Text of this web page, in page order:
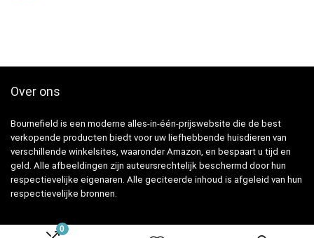
0
Over ons
Bournefield is een moderne alles-in-één-prijswebsite die de best
verkopende producten biedt voor uw liefhebbende huisdieren van
verschillende winkelsites, waaronder Amazon, en bespaart u tijd en
geld. Alle afbeeldingen zijn auteursrechtelijk beschermd door hun
respectievelijke eigenaren. Alle geciteerde inhoud is afgeleid van hun
respectievelijke bronnen.